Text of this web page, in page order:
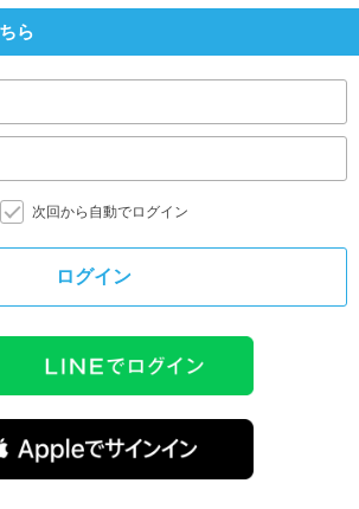
ら
次回から自動でログイン
ログイン